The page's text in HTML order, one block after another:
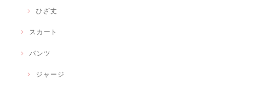
ひざ丈
スカート
パンツ
ジャージ